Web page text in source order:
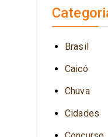
Brasil
Caicó
Chuva
Cidades